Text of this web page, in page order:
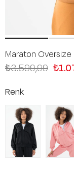
Maraton Oversize
₺3.599,99
Renk